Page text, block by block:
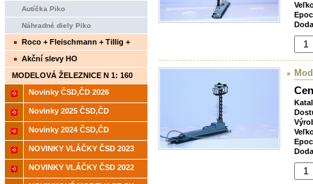
Autíčka Piko
Náhradné diely Piko
Roco + Fleischmann + Tillig +
Piko+ Brawa
Akční slevy HO
MODELOVÁ ŽELEZNICE N 1: 160
Novinky ČSD,ČD 2026
Novinky 2025 ČSD,ČD
Novinky 2024 ČSD,ČD
NOVINKY VLÁČKY ČSD 2023
NOVINKY VLÁČKY ČSD 2022